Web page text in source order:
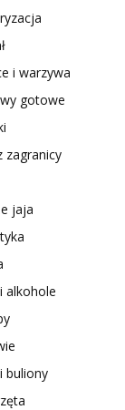
i warzywa
gotowe
zagranicy
jaja
alkohole
buliony